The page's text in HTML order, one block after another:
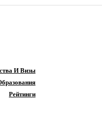
И Визы
Рейтинги